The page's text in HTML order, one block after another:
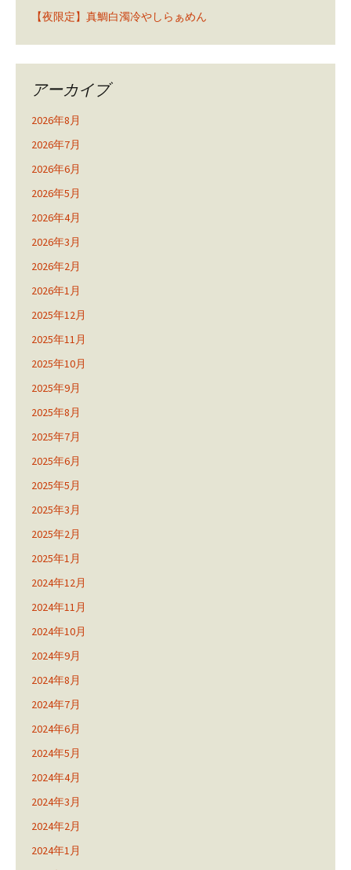
【夜限定】真鯛白濁冷やしらぁめん
アーカイブ
2026年8月
2026年7月
2026年6月
2026年5月
2026年4月
2026年3月
2026年2月
2026年1月
2025年12月
2025年11月
2025年10月
2025年9月
2025年8月
2025年7月
2025年6月
2025年5月
2025年3月
2025年2月
2025年1月
2024年12月
2024年11月
2024年10月
2024年9月
2024年8月
2024年7月
2024年6月
2024年5月
2024年4月
2024年3月
2024年2月
2024年1月